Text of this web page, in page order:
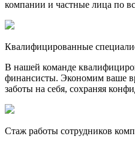
компании и частные лица по
Квалифицированные
В нашей команде
финансисты. Экономим ваше
заботы на себя, сохраняя
Стаж работы сотрудников